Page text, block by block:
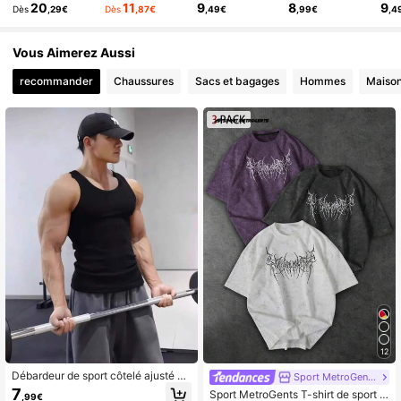
Dès20 ,29€ Dès11 ,87€ 9,49€ 8 ,99€ 9
Vous Aimerez Aussi
recommander Chaussures Sacs et bagages Hommes
Débardeur de sport côtelé ajusté él
astique à séchage rapide pour hom
7,99€
12
Sport MetroGents
Sport MetroGents T-shirt de sport à